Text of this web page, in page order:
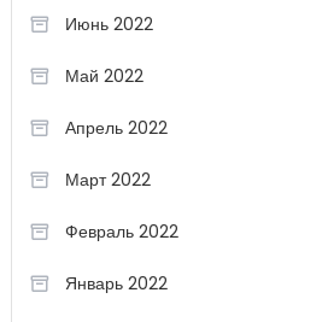
Июнь 2022
Май 2022
Апрель 2022
Март 2022
Февраль 2022
Январь 2022